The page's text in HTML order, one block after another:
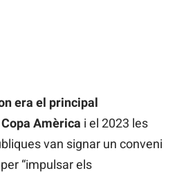
era el principal
Amèrica i el 2023 les
van signar un conveni
“impulsar els